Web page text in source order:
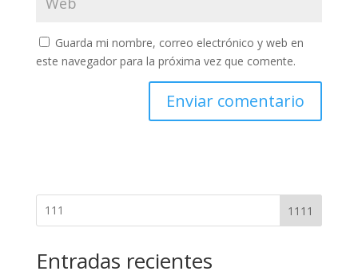
Guarda mi nombre, correo electrónico y web en
este navegador para la próxima vez que comente.
1111
Entradas recientes